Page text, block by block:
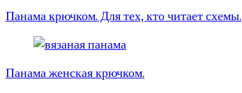
Панама крючком. Для тех, кто читает схемы.
Панама женская крючком.